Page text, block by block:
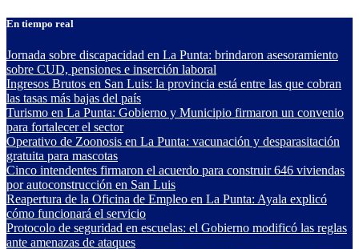
Saltar
contenido
En tiempo real
Jornada sobre discapacidad en La Punta: brindaron asesoramiento
sobre CUD, pensiones e inserción laboral
Ingresos Brutos en San Luis: la provincia está entre las que cobran
las tasas más bajas del país
Turismo en La Punta: Gobierno y Municipio firmaron un convenio
para fortalecer el sector
Operativo de Zoonosis en La Punta: vacunación y desparasitación
gratuita para mascotas
Cinco intendentes firmaron el acuerdo para construir 646 viviendas
por autoconstrucción en San Luis
Reapertura de la Oficina de Empleo en La Punta: Ayala explicó
cómo funcionará el servicio
Protocolo de seguridad en escuelas: el Gobierno modificó las reglas
ante amenazas de ataques